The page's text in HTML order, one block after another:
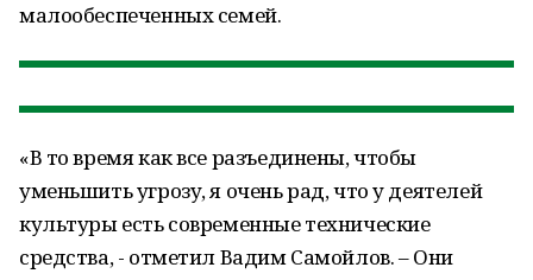
малообеспеченных семей.
«В то время как все разъединены, чтобы
уменьшить угрозу, я очень рад, что у деятелей
культуры есть современные технические
средства, - отметил Вадим Самойлов. – Они